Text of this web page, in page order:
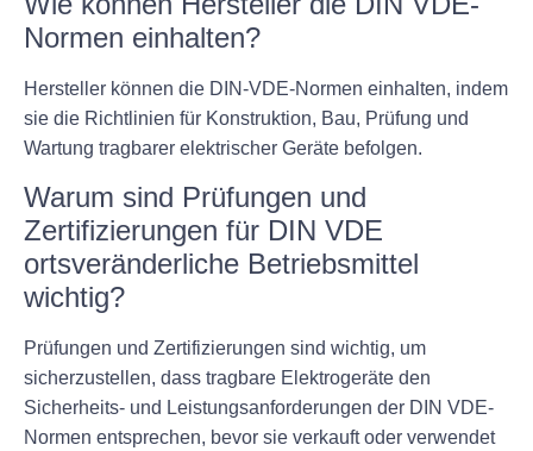
Normen einhalten?
Hersteller können die DIN-VDE-Normen einhalten, indem
sie die Richtlinien für Konstruktion, Bau, Prüfung und
Wartung tragbarer elektrischer Geräte befolgen.
Warum sind Prüfungen und
Zertifizierungen für DIN VDE
ortsveränderliche Betriebsmittel
wichtig?
Prüfungen und Zertifizierungen sind wichtig, um
sicherzustellen, dass tragbare Elektrogeräte den
Sicherheits- und Leistungsanforderungen der DIN VDE-
Normen entsprechen, bevor sie verkauft oder verwendet